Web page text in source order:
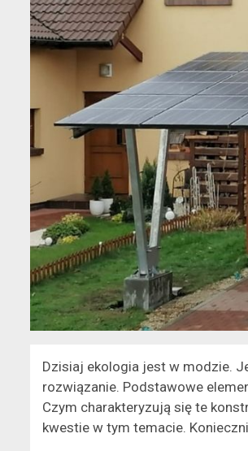
Dzisiaj ekologia jest w modzie.
rozwiązanie. Podstawowe
Czym charakteryzują się te
kwestie w tym temacie.